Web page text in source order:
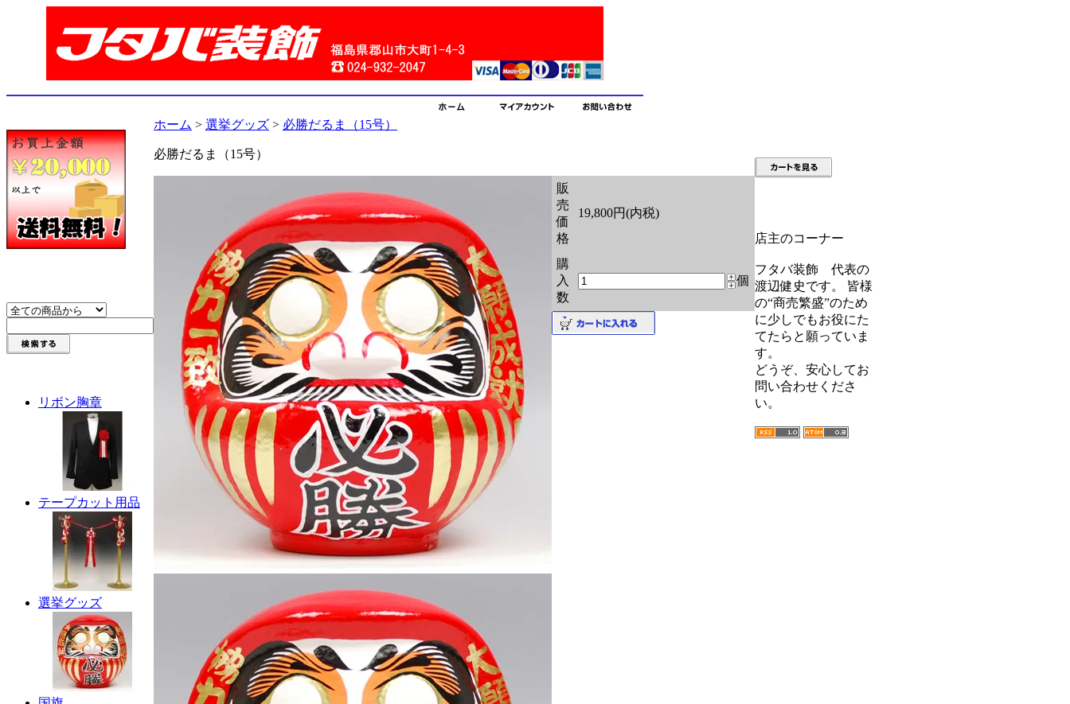
リボン胸章
テープカット用品
選挙グッズ
ホーム > 選挙グッズ > 必勝だるま（15号）
必勝だるま（15号）
販
売
価
格
19,800円(内税)
購
入
数
個
店主のコーナー
フタバ装飾 代表の
渡辺健史です。 皆様
の“商売繁盛”のため
に少しでもお役にた
てたらと願っていま
す。
どうぞ、安心してお
問い合わせくださ
い。